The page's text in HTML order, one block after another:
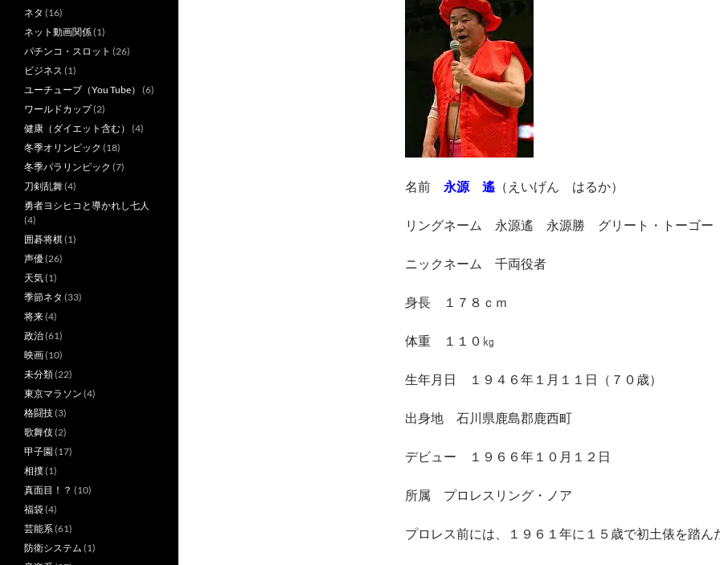
名前 永源 遙 （えいげん はるか）
リングネーム 永源遙 永源勝 グリート・トーゴー
ニックネーム 千両役者
身長 １７８ｃｍ
体重 １１０㎏
生年月日 １９４６年１月１１日（７０歳）
出身地 石川県鹿島郡鹿西町
デビュー １９６６年１０月１２日
所属 プロレスリング・ノア
プロレス前には、１９６１年に１５歳で初土俵を踏ん
ネタ (16)
ネット動画関係(1)
パチンコ・スロット (26)
ビジネス (1)
ユーチューブ（You Tube） (6)
ワールドカップ(2)
健康（ダイエット含む） (4)
冬季オリンピック (18)
冬季パラリンピック (7)
刀剣乱舞(4)
勇者ヨシヒコと導かれし七人
(4)
囲碁将棋(1)
声優(26)
天気(1)
季節ネタ (33)
将来(4)
政治(61)
映画(10)
未分類(22)
東京マラソン (4)
格闘技(3)
歌舞伎(2)
甲子園 (17)
相撲(1)
真面目！？ (10)
福袋(4)
芸能系(61)
防衛システム (1)